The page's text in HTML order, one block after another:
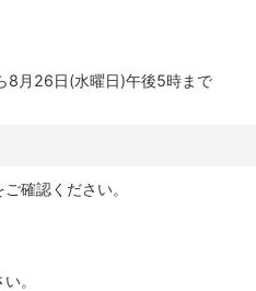
8月26日(水曜日)午後5時まで
確認ください。
。